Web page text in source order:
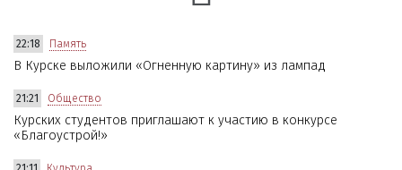
22:18 Память
В Курске выложили «Огненную картину» из лампад
21:21 Общество
Курских студентов приглашают к участию в конкурсе
«Благоустрой!»